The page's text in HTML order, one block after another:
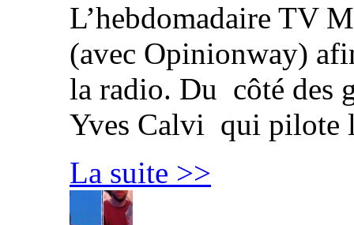
L’hebdomadaire TV
(avec Opinionway)
la radio. Du côté des
Yves Calvi qui
La suite >>